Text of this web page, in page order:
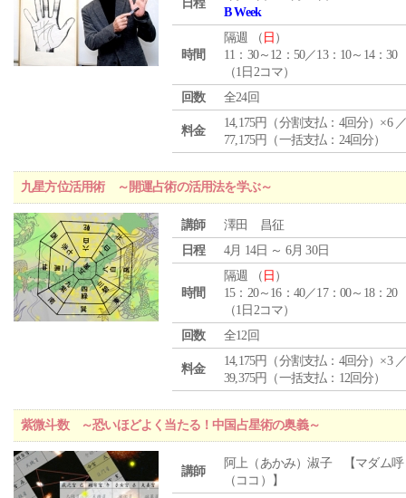
日程
B Week
時間
隔週 （ 日 ）
11：30～12：50／13：10～14：30
（1日2コマ）
回数
全24回
料金
14,175円（分割支払：4回分）×6
77,175円（一括支払：24回分）
九星方位活用術 ～開運占術の活用法を学ぶ～
講師
澤田 昌征
日程
4月 14日 ～ 6月 30日
時間
隔週 （ 日 ）
15：20～16：40／17：00～18：20
（1日2コマ）
回数
全12回
料金
14,175円（分割支払：4回分）×3
39,375円（一括支払：12回分）
紫微斗数 ～恐いほどよく当たる！中国占星術の奥義～
講師
阿上（あかみ）淑子 【マダム呼
（ココ）】